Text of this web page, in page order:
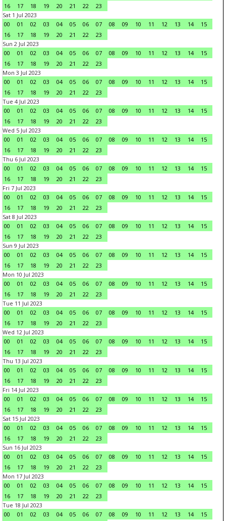
16
17 18 19 20 21 22
23
Sat 1 Jul 2023
00
01 02 03 04 05 06 07 08 09 10 11 12 13 14
15
16
17 18 19 20 21 22
23
Sun 2 Jul 2023
00
01 02 03 04 05 06 07 08 09 10 11 12 13 14
15
16
17 18 19 20 21 22
23
Mon 3 Jul 2023
00
01 02 03 04 05 06 07 08 09 10 11 12 13 14
15
16
17 18 19 20 21 22
23
Tue 4 Jul 2023
00
01 02 03 04 05 06 07 08 09 10 11 12 13 14
15
16
17 18 19 20 21 22
23
Wed 5 Jul 2023
00
01 02 03 04 05 06 07 08 09 10 11 12 13 14
15
16
17 18 19 20 21 22
23
Thu 6 Jul 2023
00
01 02 03 04 05 06 07 08 09 10 11 12 13 14
15
16
17 18 19 20 21 22
23
Fri 7 Jul 2023
00
01 02 03 04 05 06 07 08 09 10 11 12 13 14
15
16
17 18 19 20 21 22
23
Sat 8 Jul 2023
00
01 02 03 04 05 06 07 08 09 10 11 12 13 14
15
16
17 18 19 20 21 22
23
Sun 9 Jul 2023
00
01 02 03 04 05 06 07 08 09 10 11 12 13 14
15
16
17 18 19 20 21 22
23
Mon 10 Jul 2023
00
01 02 03 04 05 06 07 08 09 10 11 12 13 14
15
16
17 18 19 20 21 22
23
Tue 11 Jul 2023
00
01 02 03 04 05 06 07 08 09 10 11 12 13 14
15
16
17 18 19 20 21 22
23
Wed 12 Jul 2023
00
01 02 03 04 05 06 07 08 09 10 11 12 13 14
15
16
17 18 19 20 21 22
23
Thu 13 Jul 2023
00
01 02 03 04 05 06 07 08 09 10 11 12 13 14
15
16
17 18 19 20 21 22
23
Fri 14 Jul 2023
00
01 02 03 04 05 06 07 08 09 10 11 12 13 14
15
16
17 18 19 20 21 22
23
Sat 15 Jul 2023
00
01 02 03 04 05 06 07 08 09 10 11 12 13 14
15
16
17 18 19 20 21 22
23
Sun 16 Jul 2023
00
01 02 03 04 05 06 07 08 09 10 11 12 13 14
15
16
17 18 19 20 21 22
23
Mon 17 Jul 2023
00
01 02 03 04 05 06 07 08 09 10 11 12 13 14
15
16
17 18 19 20 21 22
23
Tue 18 Jul 2023
00
01 02 03 04 05 06 07 08 09 10 11 12 13 14 15